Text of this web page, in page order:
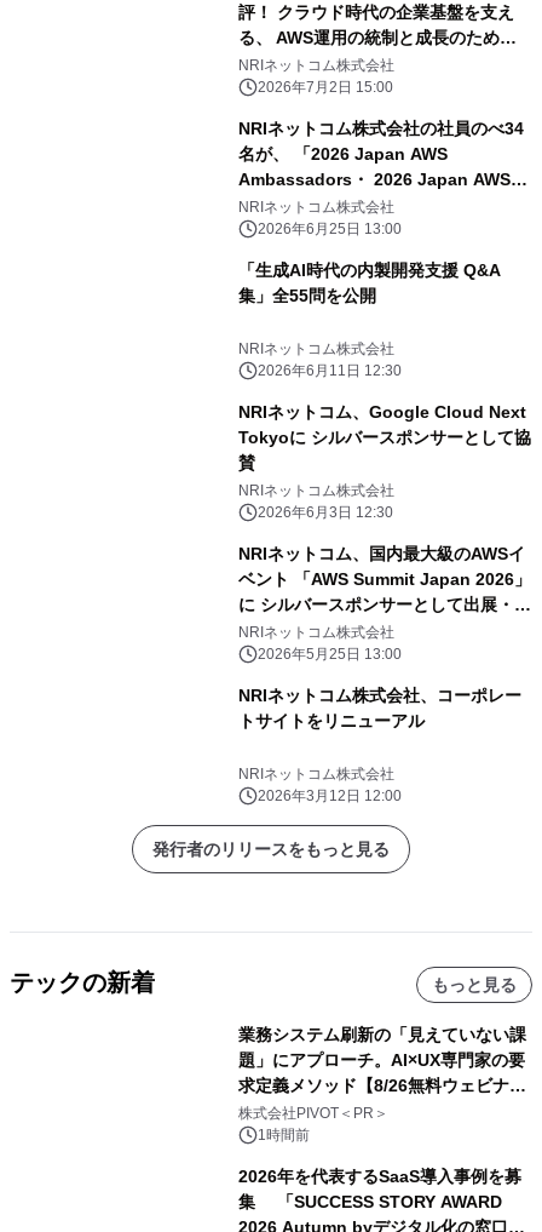
評！ クラウド時代の企業基盤を支え
る、 AWS運用の統制と成長のための
一冊 「エンタープライズAWSアカ
ウント設計 ～The 13 Blueprints for
公開
NRIネットコム株式会社
2026年7月2日 15:00
NRIネットコム株式会社の社員のべ34
名が、 「2026 Japan AWS
Ambassadors・ 2026 Japan AWS
Top Engineers・ 2026 Japan AWS
Jr. Champions・ 2026 Japan All
NRIネットコム株式会社
2026年6月25日 13:00
「生成AI時代の内製開発支援 Q&A
集」全55問を公開
NRIネットコム株式会社
2026年6月11日 12:30
NRIネットコム、Google Cloud Next
Tokyoに シルバースポンサーとして協
賛
NRIネットコム株式会社
2026年6月3日 12:30
NRIネットコム、国内最大級のAWSイ
ベント 「AWS Summit Japan 2026」
に シルバースポンサーとして出展・登
壇
NRIネットコム株式会社
2026年5月25日 13:00
NRIネットコム株式会社、コーポレー
トサイトをリニューアル
NRIネットコム株式会社
2026年3月12日 12:00
発行者のリリースをもっと見る
テックの新着 もっと見る
業務システム刷新の「見えていない課
題」にアプローチ。AI×UX専門家の要
求定義メソッド【8/26無料ウェビナ
ー】株式会社PIVOT
株式会社PIVOT＜PR＞
1時間前
2026年を代表するSaaS導入事例を募
集 「SUCCESS STORY AWARD
2026 Autumn byデジタル化の窓口」